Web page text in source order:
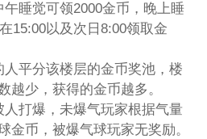
睡觉可领2000金币，晚上睡
15:00以及次日8:00领取金
平分该楼层的金币奖池，楼
越少，获得的金币越多。
打爆，未爆气玩家根据气量
金币，被爆气球玩家无奖励。